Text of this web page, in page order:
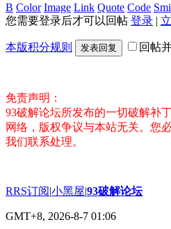
B Color Image Link Quote Code
您需要登录后才可以回帖 登录 |
本版积分规则 发表回复 回帖
免责声明：
93破解论坛所发布的一切破解补
网络，版权争议与本站无关。您
我们联系处理。
RRS订阅|小黑屋|93破解论坛
GMT+8, 2026-8-7 01:06